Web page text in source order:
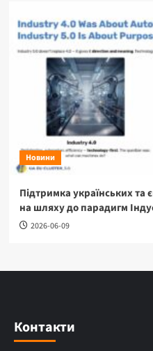
Новини
Підтримка українських
на шляху до парадигм
2026-06-09
Контакти